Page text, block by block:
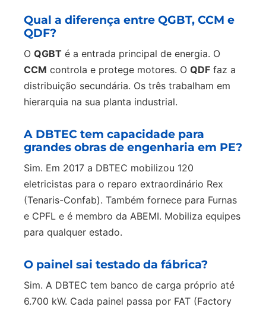
Qual a diferença entre QGBT, CCM e
QDF?
O QGBT é a entrada principal de energia. O
CCM controla e protege motores. O QDF faz a
distribuição secundária. Os três trabalham em
hierarquia na sua planta industrial.
A DBTEC tem capacidade para
grandes obras de engenharia em PE?
Sim. Em 2017 a DBTEC mobilizou 120
eletricistas para o reparo extraordinário Rex
(Tenaris-Confab). Também fornece para Furnas
e CPFL e é membro da ABEMI. Mobiliza equipes
para qualquer estado.
O painel sai testado da fábrica?
Sim. A DBTEC tem banco de carga próprio até
6.700 kW. Cada painel passa por FAT (Factory